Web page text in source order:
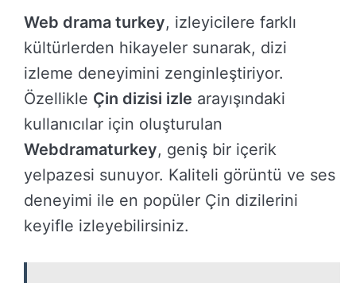
Web drama turkey, izleyicilere farklı
kültürlerden hikayeler sunarak, dizi
izleme deneyimini zenginleştiriyor.
Özellikle Çin dizisi izle arayışındaki
kullanıcılar için oluşturulan
Webdramaturkey, geniş bir içerik
yelpazesi sunuyor. Kaliteli görüntü ve ses
deneyimi ile en popüler Çin dizilerini
keyifle izleyebilirsiniz.